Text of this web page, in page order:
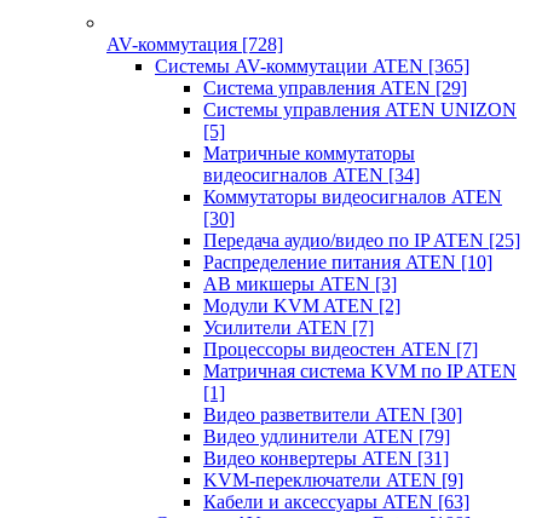
AV-коммутация [728]
Системы AV-коммутации ATEN [365]
Система управления ATEN [29]
Системы управления ATEN UNIZON
[5]
Матричные коммутаторы
видеосигналов ATEN [34]
Коммутаторы видеосигналов ATEN
[30]
Передача аудио/видео по IP ATEN [25]
Распределение питания ATEN [10]
АВ микшеры ATEN [3]
Модули KVM ATEN [2]
Усилители ATEN [7]
Процессоры видеостен ATEN [7]
Матричная система KVM по IP ATEN
[1]
Видео разветвители ATEN [30]
Видео удлинители ATEN [79]
Видео конвертеры ATEN [31]
KVM-переключатели ATEN [9]
Кабели и аксессуары ATEN [63]